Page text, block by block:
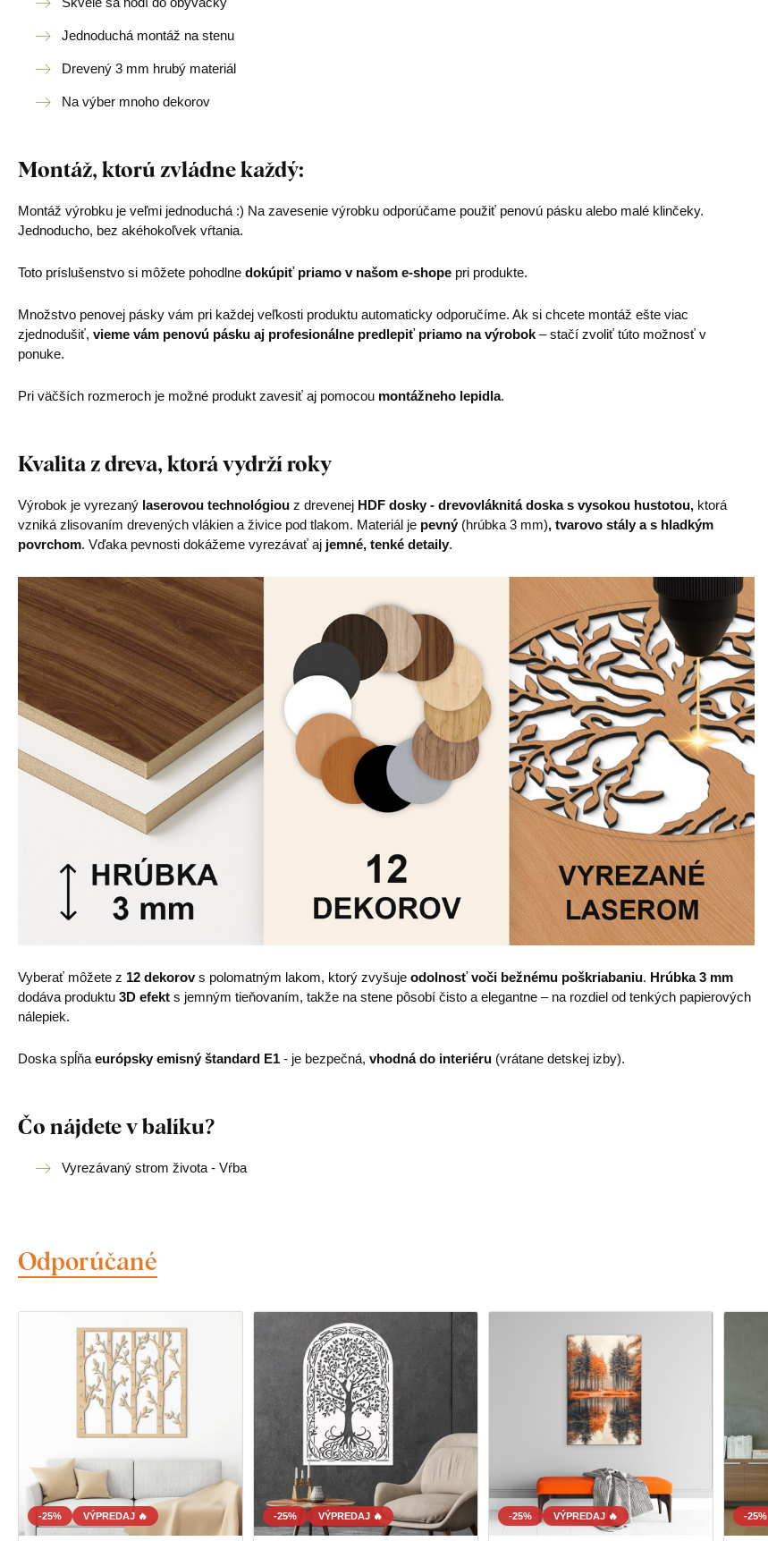
Jednoduchá montáž na stenu
Drevený 3 mm hrubý materiál
Na výber mnoho dekorov
Montáž, ktorú zvládne každý:
Montáž výrobku je veľmi jednoduchá :) Na zavesenie výrobku odporúčame použiť penovú pásku alebo malé klinčeky.
Jednoducho, bez akéhokoľvek vŕtania.
Toto príslušenstvo si môžete pohodlne dokúpiť priamo v našom e-shope pri produkte.
Množstvo penovej pásky vám pri každej veľkosti produktu automaticky odporučíme. Ak si chcete montáž ešte viac
zjednodušiť, vieme vám penovú pásku aj profesionálne predlepiť priamo na výrobok – stačí zvoliť túto možnosť v
ponuke.
Pri väčších rozmeroch je možné produkt zavesiť aj pomocou montážneho lepidla.
Kvalita z dreva, ktorá vydrží roky
Výrobok je vyrezaný laserovou technológiou z drevenej HDF dosky - drevovláknitá doska s vysokou hustotou, ktorá
vzniká zlisovaním drevených vlákien a živice pod tlakom. Materiál je pevný (hrúbka 3 mm), tvarovo stály a s hladkým
povrchom. Vďaka pevnosti dokážeme vyrezávať aj jemné, tenké detaily.
Vyberať môžete z 12 dekorovs polomatným lakom, ktorý zvyšuje odolnosť voči bežnému poškriabaniu. Hrúbka 3 mm
dodáva produktu 3D efekt s jemným tieňovaním, takže na stene pôsobí čisto a elegantne – na rozdiel od tenkých papierových
nálepiek.
Doska spĺňa európsky emisný štandard E1 - je bezpečná, vhodná do interiéru (vrátane detskej izby).
Čo nájdete v balíku?
Vyrezávaný strom života - Vŕba
Odporúčané
-25% VÝPREDAJ 🔥 -25% VÝPREDAJ 🔥 -25% VÝPREDAJ 🔥 -25%